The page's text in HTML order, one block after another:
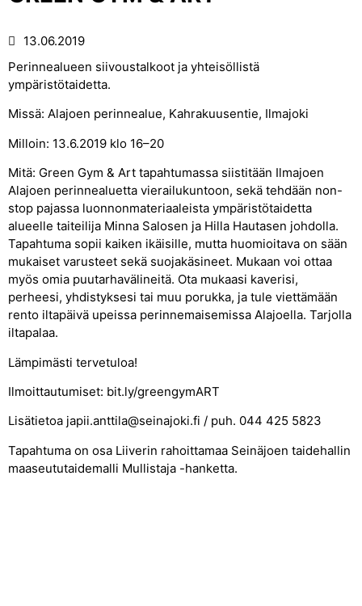
13.06.2019
Perinnealueen siivoustalkoot ja yhteisöllistä
ympäristötaidetta.
Missä: Alajoen perinnealue, Kahrakuusentie, Ilmajoki
Milloin: 13.6.2019 klo 16–20
Mitä: Green Gym & Art tapahtumassa siistitään Ilmajoen
Alajoen perinnealuetta vierailukuntoon, sekä tehdään non-
stop pajassa luonnonmateriaaleista ympäristötaidetta
alueelle taiteilija Minna Salosen ja Hilla Hautasen johdolla.
Tapahtuma sopii kaiken ikäisille, mutta huomioitava on sään
mukaiset varusteet sekä suojakäsineet. Mukaan voi ottaa
myös omia puutarhavälineitä. Ota mukaasi kaverisi,
perheesi, yhdistyksesi tai muu porukka, ja tule viettämään
rento iltapäivä upeissa perinnemaisemissa Alajoella. Tarjolla
iltapalaa.
Lämpimästi tervetuloa!
Ilmoittautumiset: bit.ly/greengymART
Lisätietoa japii.anttila@seinajoki.fi / puh. 044 425 5823
Tapahtuma on osa Liiverin rahoittamaa Seinäjoen taidehallin
maaseututaidemalli Mullistaja -hanketta.